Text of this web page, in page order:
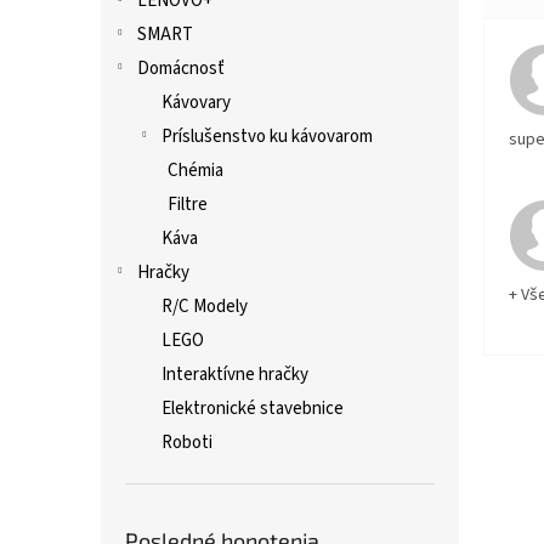
SMART
Domácnosť
Kávovary
Príslušenstvo ku kávovarom
Chémia
Filtre
Káva
Hračky
R/C Modely
LEGO
Interaktívne hračky
Elektronické stavebnice
Roboti
+